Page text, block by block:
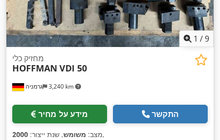
1 /9
גרמניה 3,240 km
מחזיק כלי
HOFFMAN VDI 50
מידע על מחיר התקשר
מצב: משומש, שנת ייצור: 2000 ,